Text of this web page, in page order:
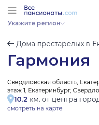
Укажите регион
Дома престарелых в
Гармония
Свердловская область,
этаж 1, Екатеринбург,
10.2 км. от центра
смотреть на карте